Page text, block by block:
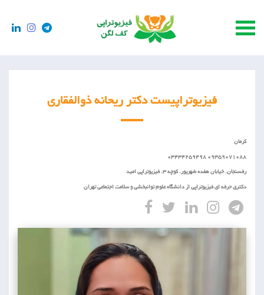
فیزیوتراپیست دکتر ریحانه ذوالفقاری
کرمان
09359071088 03434259498
رفسنجان. خیابان هفده شهریور. کوچه 3. فیزیوتراپی امید
دکتری حرفه ای فیزیوتراپی از دانشگاه علوم توانبخشی و سلامت اجتماعی تهران